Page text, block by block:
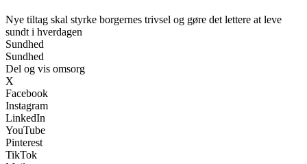
Nye tiltag skal styrke borgernes trivsel og gøre det lettere at leve
sundt i hverdagen
Sundhed
Sundhed
Del og vis omsorg
X
Facebook
Instagram
LinkedIn
YouTube
Pinterest
TikTok